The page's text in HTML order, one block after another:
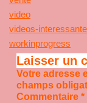
video
videos-
workinprogress
Laisser un
Votre adresse
champs
Commentaire *